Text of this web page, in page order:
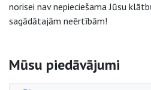
norisei nav nepieciešama Jūsu
sagādātajām neērtībām!
Sāna navigācija
Mūsu piedāvājumi